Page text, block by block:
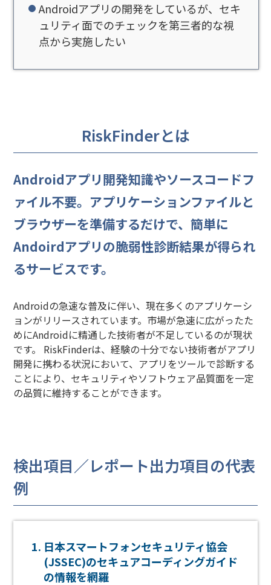
Androidアプリの開発をしているが、セキ
ュリティ面でのチェックを第三者的な視
点から実施したい
RiskFinderとは
Androidアプリ開発知識やソースコードフ
ァイル不要。アプリケーションファイルと
ブラウザーを準備するだけで、簡単に
Andoirdアプリの脆弱性診断結果が得られ
るサービスです。
Androidの急速な普及に伴い、現在多くのアプリケーシ
ョンがリリースされています。市場が急速に広がったた
めにAndroidに精通した技術者が不足しているのが現状
です。 RiskFinderは、経験の十分でない技術者がアプリ
開発に携わる状況において、アプリをツールで診断する
ことにより、セキュリティやソフトウェア品質面を一定
の品質に維持することができます。
検出項目／レポート出力項目の代表
例
日本スマートフォンセキュリティ協会
(JSSEC)のセキュアコーディングガイド
の情報を網羅